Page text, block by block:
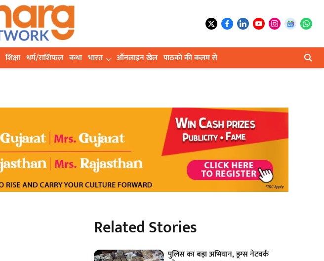
शिक्षा धर्म/राशिफल कथा भारत ऑनलाइन खेल पाठकों की कलम से
Related Stories
पुलिस का बड़ा अभियान, ड्रग्स नेटवर्क